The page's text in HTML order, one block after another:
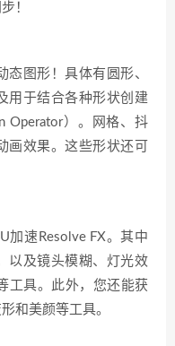
！
图形！具体有圆形、
用于结合各种形状创建
Operator）。网格、抖
画效果。这些形状还可
加速Resolve FX。其中
以及镜头模糊、灯光效
工具。此外，您还能获
和美颜等工具。